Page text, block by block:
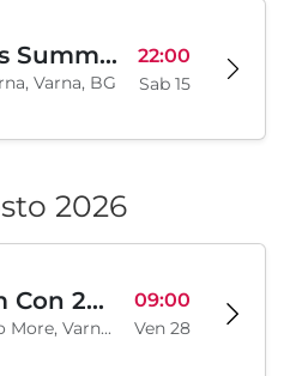
4 Seasons Summer Edition
Varna, BG
22:00
Sab 15
2026
Art Realm Con 2026
Khotel Cherno More, Varna, BG
09:00
Ven 28